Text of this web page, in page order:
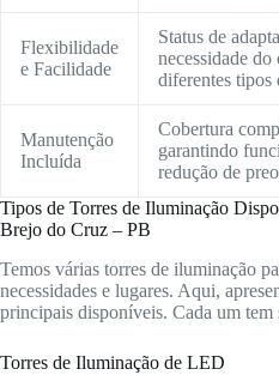
Flexibilidade
e Facilidade
Status de
necessidade do
diferentes tipos
Manutenção
Incluída
Cobertura
garantindo
redução de
Tipos de Torres de Iluminação
Brejo do Cruz – PB
Temos várias torres de iluminação
necessidades e lugares. Aqui,
principais disponíveis. Cada um tem
Torres de Iluminação de LED